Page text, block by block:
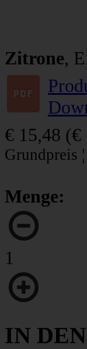
Zitrone,
€ 15,48 (€
Grundpreis
Menge:
1
IN